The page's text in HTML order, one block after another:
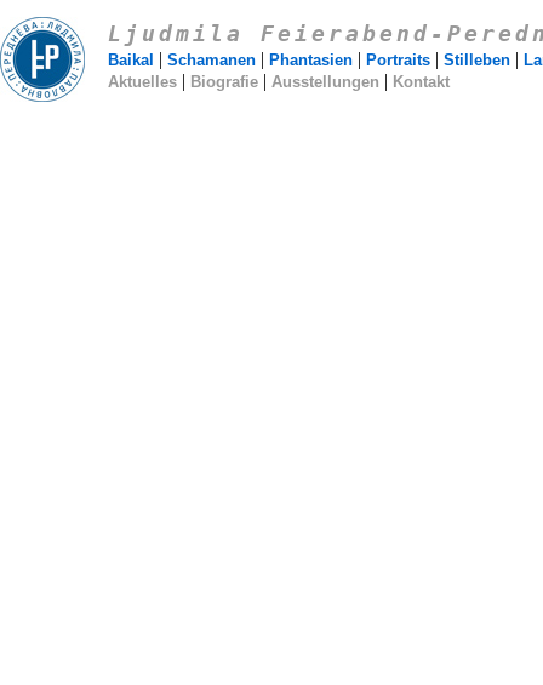
Ljudmila Feierabend-
Baikal | Schamanen | Phantasien | Portraits | Stilleben |
Aktuelles | Biografie | Ausstellungen | Kontakt